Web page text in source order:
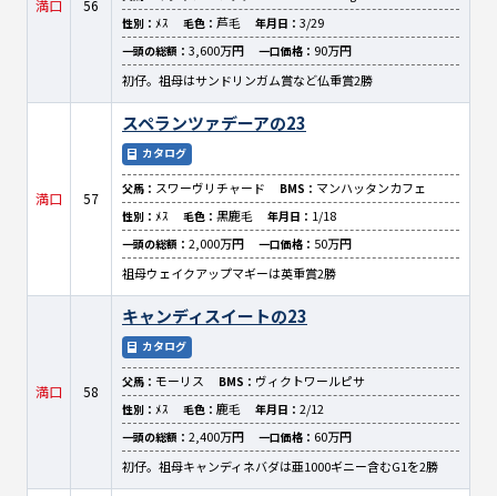
満口 56
性別： ﾒｽ 毛色： 芦毛 年月日： 3/29
一頭の総額： 3,600万円 一口価格： 90万円
初仔。祖母はサンドリンガム賞など仏重賞2勝
満口 57
スペランツァデーアの23
カタログ
父馬： スワーヴリチャード BMS： マンハッタンカフェ
性別： ﾒｽ 毛色： 黒鹿毛 年月日： 1/18
一頭の総額： 2,000万円 一口価格： 50万円
祖母ウェイクアップマギーは英重賞2勝
満口 58
キャンディスイートの23
カタログ
父馬： モーリス BMS： ヴィクトワールピサ
性別： ﾒｽ 毛色： 鹿毛 年月日： 2/12
一頭の総額： 2,400万円 一口価格： 60万円
初仔。祖母キャンディネバダは亜1000ギニー含むG1を2勝